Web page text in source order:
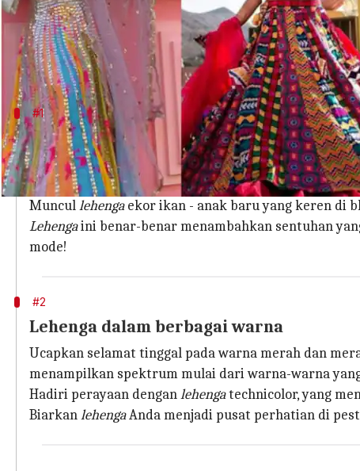
dengan sentuhan yang lucu.
Kami akan membeberkan semua detail menarik
#1
Lehenga ekor ikan
Bayangkanlehenga
yang tidak hanya merangkul
putar.
Muncullehengaekor ikan - anak baru yang keren di
Lehengaini benar-benar menambahkan sentuhan
mode!
#2
Lehenga dalam berbagai warna
Ucapkan selamat tinggal pada warna merah dan
menampilkan spektrum mulai dari warna-warna
Hadiri perayaan denganlehengatechnicolor, yang
BiarkanlehengaAnda menjadi pusat perhatian di